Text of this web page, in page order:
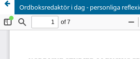
Ordboksredaktör i dag - personliga